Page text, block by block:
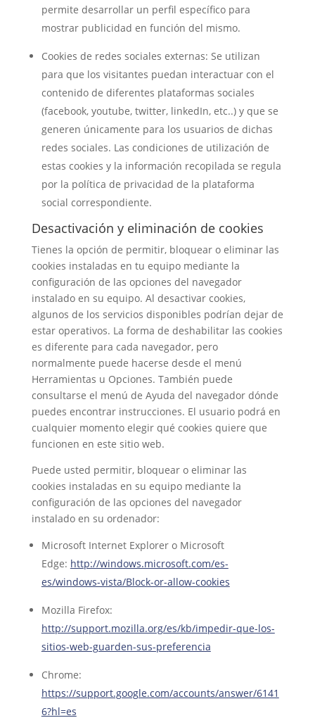
permite desarrollar un perfil específico para
mostrar publicidad en función del mismo.
Cookies de redes sociales externas: Se utilizan
para que los visitantes puedan interactuar con el
contenido de diferentes plataformas sociales
(facebook, youtube, twitter, linkedIn, etc..) y que se
generen únicamente para los usuarios de dichas
redes sociales. Las condiciones de utilización de
estas cookies y la información recopilada se regula
por la política de privacidad de la plataforma
social correspondiente.
Desactivación y eliminación de cookies
Tienes la opción de permitir, bloquear o eliminar las
cookies instaladas en tu equipo mediante la
configuración de las opciones del navegador
instalado en su equipo. Al desactivar cookies,
algunos de los servicios disponibles podrían dejar de
estar operativos. La forma de deshabilitar las cookies
es diferente para cada navegador, pero
normalmente puede hacerse desde el menú
Herramientas u Opciones. También puede
consultarse el menú de Ayuda del navegador dónde
puedes encontrar instrucciones. El usuario podrá en
cualquier momento elegir qué cookies quiere que
funcionen en este sitio web.
Puede usted permitir, bloquear o eliminar las
cookies instaladas en su equipo mediante la
configuración de las opciones del navegador
instalado en su ordenador:
Microsoft Internet Explorer o Microsoft
Edge: http://windows.microsoft.com/es-
es/windows-vista/Block-or-allow-cookies
Mozilla Firefox:
http://support.mozilla.org/es/kb/impedir-que-los-
sitios-web-guarden-sus-preferencia
Chrome:
https://support.google.com/accounts/answer/6141
6?hl=es